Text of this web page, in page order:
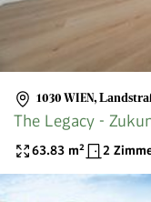
1030 WIEN,
The Legacy -
63.83 m² 2